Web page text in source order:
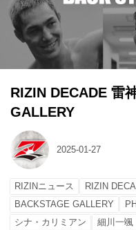
RIZIN DECADE 雷
GALLERY
2025-01-27
RIZINニュース RIZIN
BACKSTAGE GALLERY
シナ・カリミアン
細川一颯